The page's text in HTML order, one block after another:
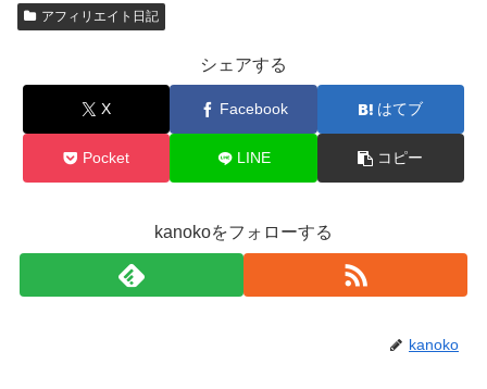
アフィリエイト日記
シェアする
X Facebook はてブ
Pocket LINE コピー
kanokoをフォローする
kanoko